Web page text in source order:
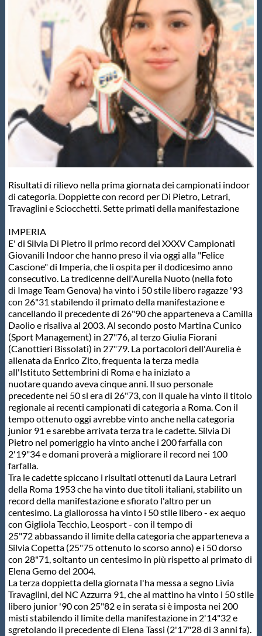
Formazione
Scuole Nuoto
Propaganda
Area Legislativa
Protezione Civile
Qualità
Sostenibilità
Privacy
Cookie Policy
Archivio News
Flash News
Galleria fotografica
Videogallery
Intranet
Webmail
Risultati di rilievo nella prima giornata dei campionati indoor
di categoria. Doppiette con record per Di Pietro, Letrari,
Travaglini e Sciocchetti. Sette primati della manifestazione
IMPERIA
E' di Silvia Di Pietro il primo record dei XXXV Campionati
Giovanili Indoor che hanno preso il via oggi alla "Felice
Cascione" di Imperia, che li ospita per il dodicesimo anno
consecutivo. La tredicenne dell'Aurelia Nuoto (nella foto
di Image Team Genova) ha vinto i 50 stile libero ragazze '93
con 26"31 stabilendo il primato della manifestazione e
cancellando il precedente di 26"90 che apparteneva a Camilla
Daolio e risaliva al 2003. Al secondo posto Martina Cunico
(Sport Management) in 27"76, al terzo Giulia Fiorani
(Canottieri Bissolati) in 27"79. La portacolori dell'Aurelia è
allenata da Enrico Zito, frequenta la terza media
all'Istituto Settembrini di Roma e ha iniziato a
nuotare quando aveva cinque anni. Il suo personale
precedente nei 50 sl era di 26"73, con il quale ha vinto il titolo
regionale ai recenti campionati di categoria a Roma. Con il
tempo ottenuto oggi avrebbe vinto anche nella categoria
junior 91 e sarebbe arrivata terza tra le cadette. Silvia Di
Pietro nel pomeriggio ha vinto anche i 200 farfalla con
2'19"34 e domani proverà a migliorare il record nei 100
farfalla.
Tra le cadette spiccano i risultati ottenuti da Laura Letrari
della Roma 1953 che ha vinto due titoli italiani, stabilito un
record della manifestazione e sfiorato l'altro per un
centesimo. La giallorossa ha vinto i 50 stile libero - ex aequo
con Gigliola Tecchio, Leosport - con il tempo di
25"72 abbassando il limite della categoria che apparteneva a
Silvia Copetta (25"75 ottenuto lo scorso anno) e i 50 dorso
con 28"71, soltanto un centesimo in più rispetto al primato di
Elena Gemo del 2004.
La terza doppietta della giornata l'ha messa a segno Livia
Travaglini, del NC Azzurra 91, che al mattino ha vinto i 50 stile
libero junior '90 con 25"82 e in serata si è imposta nei 200
misti stabilendo il limite della manifestazione in 2'14"32 e
sgretolando il precedente di Elena Tassi (2'17"28 di 3 anni fa).